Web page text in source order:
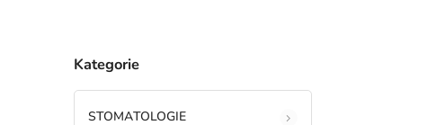
Kategorie
STOMATOLOGIE